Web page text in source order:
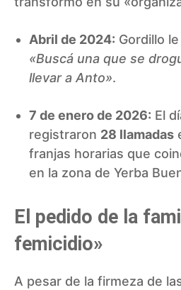
Abril de 2024: Gordillo
«Buscá una que se
llevar a Anto».
7 de enero de 2026: El
registraron 28 llamadas
franjas horarias que
en la zona de Yerba
El pedido de la
femicidio»
A pesar de la firmeza de